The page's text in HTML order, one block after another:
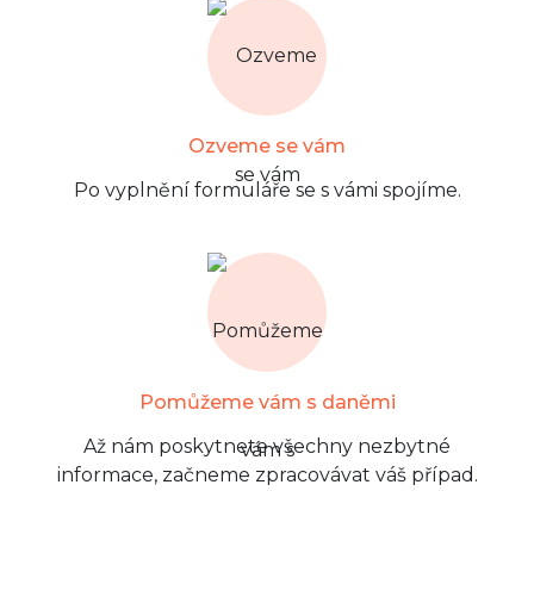
Ozveme se vám
Po vyplnění formuláře se s vámi spojíme.
Pomůžeme vám s daněmi
Až nám poskytnete všechny nezbytné
informace, začneme zpracovávat váš případ.